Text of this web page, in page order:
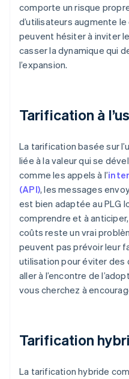
comporte un risque propre
d’utilisateurs augmente
peuvent hésiter à inviter
casser la dynamique qui
l’expansion.
Tarification à
La tarification basée sur
liée à la valeur qui se
comme les appels à l’
(API), les messages
est bien adaptée au PLG
comprendre et à
coûts reste un vrai
peuvent pas prévoir leur
utilisation pour éviter des
aller à l’encontre de
vous cherchez à
Tarification
La tarification hybride